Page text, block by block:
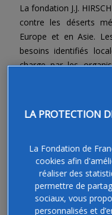
La fondation J.J.
contre les déserts
Europe et en Asie.
besoins identifiés
charge par les
entre donateurs et
Les
Fréquence
Je donne une fois.
LA PROTECTION
La Fondation de
cookies afin
réaliser des
permettre de
sociaux, vous
personnalisés et